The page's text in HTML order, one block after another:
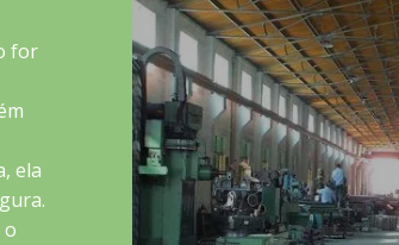
for
ela
o